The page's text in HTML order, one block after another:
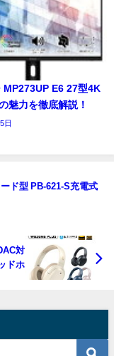
MP273UP E6 27型4K
魅力を徹底解説！
日
ド型 PB-621-S充電式
対
ドホ